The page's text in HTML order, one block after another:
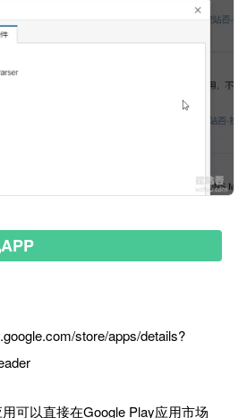
store/apps/details?
可以直接在Google Play应用市场